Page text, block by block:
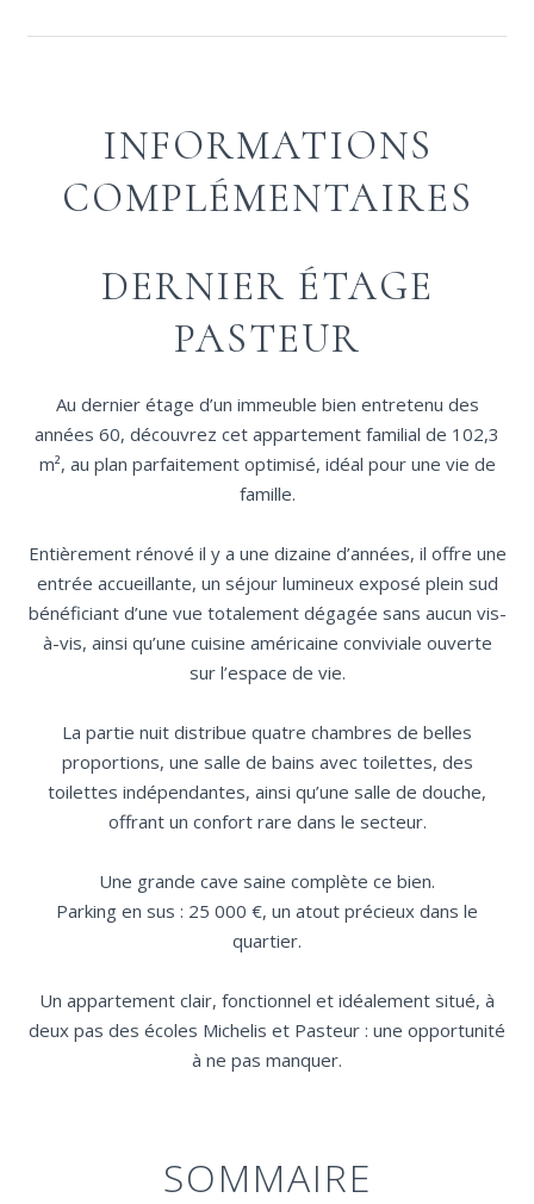
INFORMATIONS
COMPLÉMENTAIRES
DERNIER ÉTAGE
PASTEUR
Au dernier étage d’un immeuble bien entretenu des
années 60, découvrez cet appartement familial de 102,3
m², au plan parfaitement optimisé, idéal pour une vie de
famille.
Entièrement rénové il y a une dizaine d’années, il offre une
entrée accueillante, un séjour lumineux exposé plein sud
bénéficiant d’une vue totalement dégagée sans aucun vis-
à-vis, ainsi qu’une cuisine américaine conviviale ouverte
sur l’espace de vie.
La partie nuit distribue quatre chambres de belles
proportions, une salle de bains avec toilettes, des
toilettes indépendantes, ainsi qu’une salle de douche,
offrant un confort rare dans le secteur.
Une grande cave saine complète ce bien.
Parking en sus : 25 000 €, un atout précieux dans le
quartier.
Un appartement clair, fonctionnel et idéalement situé, à
deux pas des écoles Michelis et Pasteur : une opportunité
à ne pas manquer.
SOMMAIRE